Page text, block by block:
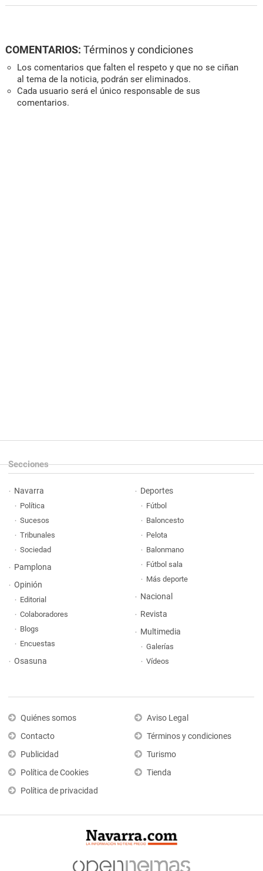
COMENTARIOS: Términos y condiciones
Los comentarios que falten el respeto y que no se ciñan
al tema de la noticia, podrán ser eliminados.
Cada usuario será el único responsable de sus
comentarios.
Secciones
Navarra
Política
Sucesos
Tribunales
Sociedad
Pamplona
Opinión
Editorial
Colaboradores
Blogs
Encuestas
Osasuna
Deportes
Fútbol
Baloncesto
Pelota
Balonmano
Fútbol sala
Más deporte
Nacional
Revista
Multimedia
Galerías
Vídeos
Quiénes somos
Contacto
Publicidad
Política de Cookies
Política de privacidad
Aviso Legal
Términos y condiciones
Turismo
Tienda